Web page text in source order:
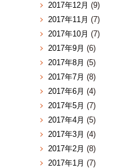
2017年12月 (9)
2017年11月 (7)
2017年10月 (7)
2017年9月 (6)
2017年8月 (5)
2017年7月 (8)
2017年6月 (4)
2017年5月 (7)
2017年4月 (5)
2017年3月 (4)
2017年2月 (8)
2017年1月 (7)